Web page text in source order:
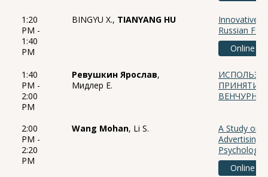
1:20
PM -
1:40
PM
BINGYU X., TIANYANG HU
Innovative
Russian
Online
1:40
PM -
2:00
PM
Ревушкин Ярослав,
Мидлер Е.
2:00
PM -
2:20
PM
Wang Mohan, Li S.
A Study on
Advertising
Online